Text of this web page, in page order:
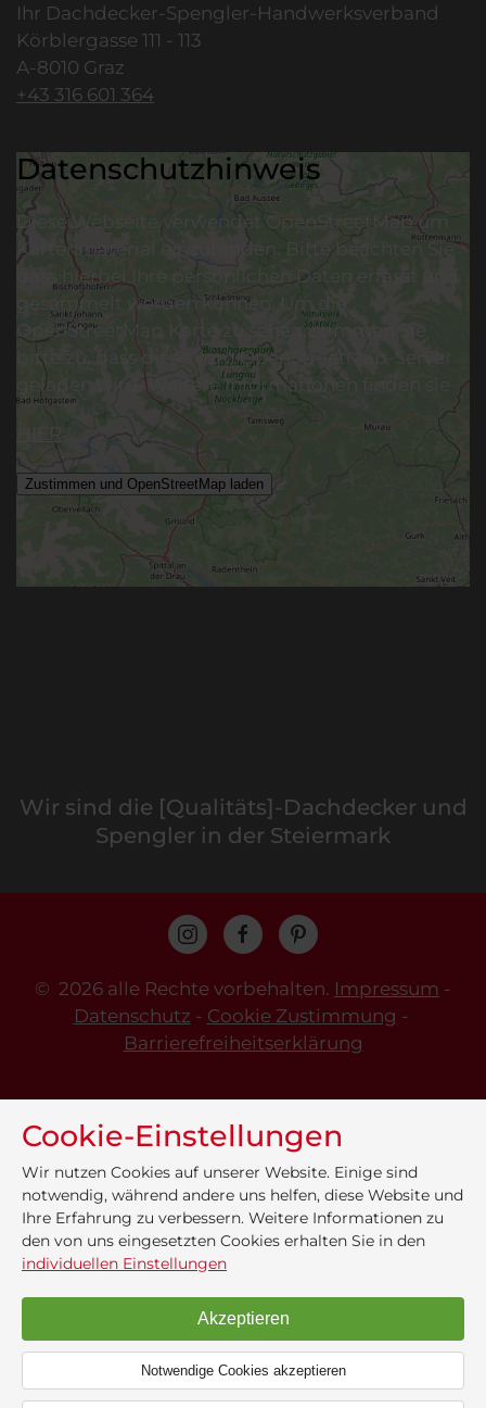
Ihr Dachdecker-Spengler-Handwerksverband
Körblergasse 111 - 113
A-8010 Graz
+43 316 601 364
Datenschutzhinweis
Diese Webseite verwendet OpenStreetMap um
Kartenmaterial einzubinden. Bitte beachten Sie
dass hierbei Ihre persönlichen Daten erfasst und
gesammelt werden können. Um die
OpenStreetMap Karte zu sehen, stimmen Sie
bitte zu, dass diese vom OpenStreetMap-Server
geladen wird. Weitere Informationen finden sie
HIER
Wir sind die [Qualitäts]-Dachdecker und
Spengler in der Steiermark
© 2026 alle Rechte vorbehalten. Impressum -
Datenschutz - Cookie Zustimmung -
Barrierefreiheitserklärung
Cookie-Einstellungen
Wir nutzen Cookies auf unserer Website. Einige sind
notwendig, während andere uns helfen, diese Website und
Ihre Erfahrung zu verbessern. Weitere Informationen zu
den von uns eingesetzten Cookies erhalten Sie in den
individuellen Einstellungen
Akzeptieren
Notwendige Cookies akzeptieren